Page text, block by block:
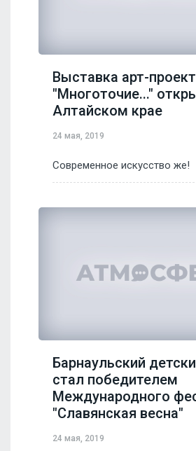
Выставка арт-
"Многоточие..."
Алтайском крае
24 мая, 2019
Современное искусство же!
Барнаульский
стал победителем
Международного
"Славянская весна"
24 мая, 2019